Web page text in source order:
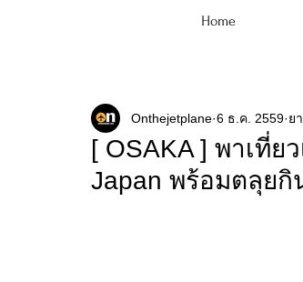
Home
[ OSAKA ] พาเที่ย
Japan พร้อมตลุย
Onthejetplane 6 ธ.ค. 2559 ย